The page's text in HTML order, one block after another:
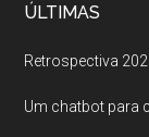
ÚLTIMAS
Retrospectiva
Um chatbot para